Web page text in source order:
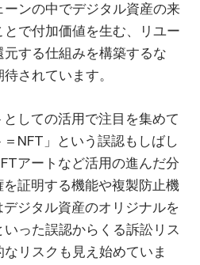
ンの中でデジタル資産の来
で付加価値を生む、リユー
する仕組みを構築するな
されています。
しての活用で注目を集めて
NFT」という誤認もしばし
アートなど活用の進んだ分
証明する機能や複製防止機
ジタル資産のオリジナルを
った誤認からくる訴訟リス
リスクも見え始めていま